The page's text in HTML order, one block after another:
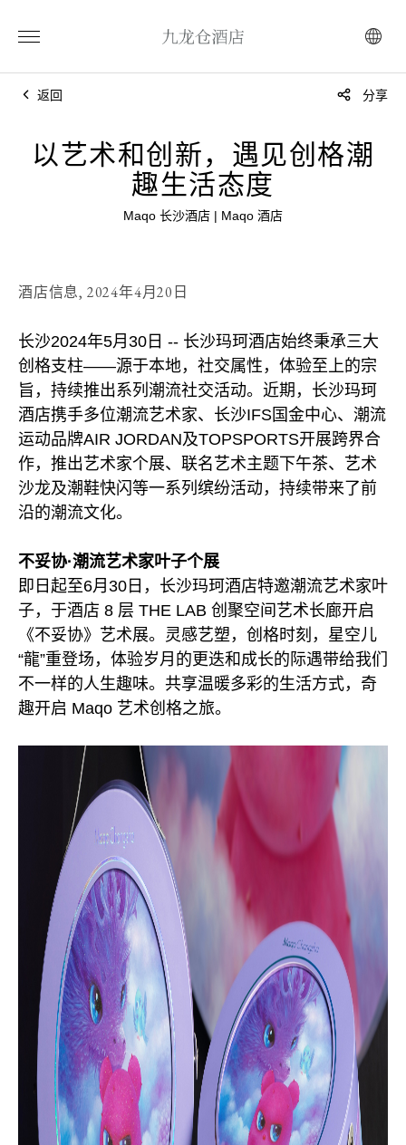
返回 分享
以艺术和创新，遇见创格潮
趣生活态度
Maqo 长沙酒店 | Maqo 酒店
酒店信息, 2024年4月20日
长沙2024年5月30日 -- 长沙玛珂酒店始终秉承三大
创格支柱——源于本地，社交属性，体验至上的宗
旨，持续推出系列潮流社交活动。近期，长沙玛珂
酒店携手多位潮流艺术家、长沙IFS国金中心、潮流
运动品牌AIR JORDAN及TOPSPORTS开展跨界合
作，推出艺术家个展、联名艺术主题下午茶、艺术
沙龙及潮鞋快闪等一系列缤纷活动，持续带来了前
沿的潮流文化。
不妥协·潮流艺术家叶子个展
即日起至6月30日，长沙玛珂酒店特邀潮流艺术家叶
子，于酒店 8 层 THE LAB 创聚空间艺术长廊开启
《不妥协》艺术展。灵感艺塑，创格时刻，星空儿
“龍”重登场，体验岁月的更迭和成长的际遇带给我们
不一样的人生趣味。共享温暖多彩的生活方式，奇
趣开启 Maqo 艺术创格之旅。